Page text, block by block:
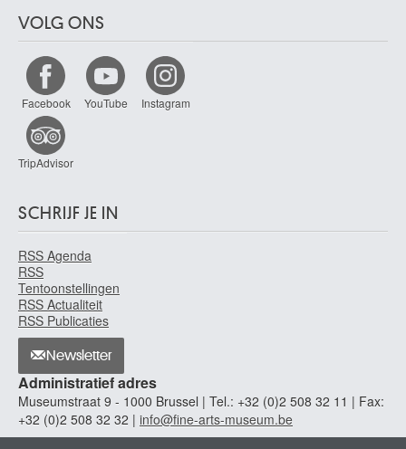
VOLG ONS
Facebook YouTube Instagram
TripAdvisor
SCHRIJF JE IN
RSS Agenda
RSS
Tentoonstellingen
RSS Actualiteit
RSS Publicaties
Newsletter
Administratief adres
Museumstraat 9 - 1000 Brussel | Tel.: +32 (0)2 508 32 11 | Fax:
+32 (0)2 508 32 32 | info@fine-arts-museum.be